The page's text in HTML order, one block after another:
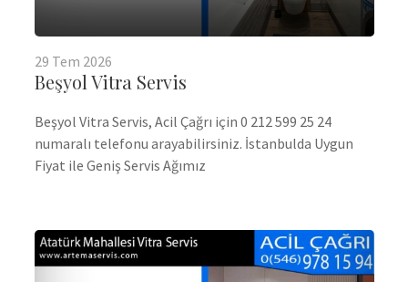
29 Tem 2026
Beşyol Vitra Servis
Beşyol Vitra Servis, Acil Çağrı için 0 212 599 25 24
numaralı telefonu arayabilirsiniz. İstanbulda Uygun
Fiyat ile Geniş Servis Ağımız